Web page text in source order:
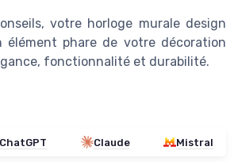
votre horloge murale design
élément phare de votre décoration
fonctionnalité et durabilité.
ChatGPT Claude Mistral